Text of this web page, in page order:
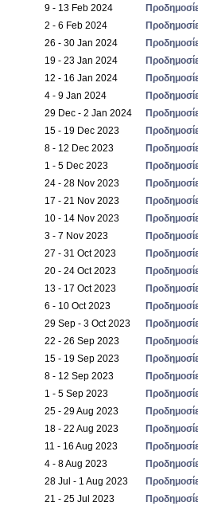
9 - 13 Feb 2024
2 - 6 Feb 2024
26 - 30 Jan 2024
19 - 23 Jan 2024
12 - 16 Jan 2024
4 - 9 Jan 2024
29 Dec - 2 Jan 2024
15 - 19 Dec 2023
8 - 12 Dec 2023
1 - 5 Dec 2023
24 - 28 Nov 2023
17 - 21 Nov 2023
10 - 14 Nov 2023
3 - 7 Nov 2023
27 - 31 Oct 2023
20 - 24 Oct 2023
13 - 17 Oct 2023
6 - 10 Oct 2023
29 Sep - 3 Oct 2023
22 - 26 Sep 2023
15 - 19 Sep 2023
8 - 12 Sep 2023
1 - 5 Sep 2023
25 - 29 Aug 2023
18 - 22 Aug 2023
11 - 16 Aug 2023
4 - 8 Aug 2023
28 Jul - 1 Aug 2023
21 - 25 Jul 2023